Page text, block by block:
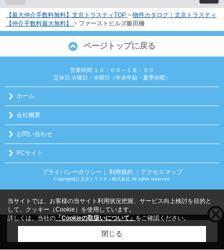
【最大仲介手数料無料】文京トラスティTOP > 物件カタログ｜文京トラスティ
【仲介手数料最大無料】
> ファーストヒルズ飯田橋
ページトップに戻る
営業時間:１０：００～１８：００
定休日:火曜日・水曜日（年末年始・夏季休暇）
ホーム
会社概要
お問い合わせ
PCサイト
プライバシーポリシー 利用規約 ｜アクセスマップ
Copyright(c) 文京トラスティ株式会社 All rights reserved.
こちらの物件をご覧の方にお勧めな物件
当サイトでは、お客様の当サイト利用状況把握、サービス向上検討を目的と
して、クッキー（Cookie）を使用しています。
詳しくは、当社の 「Cookieの取扱いについて」 をご確認ください。
閉じる